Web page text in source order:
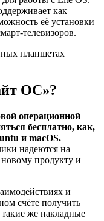
как
её установки
телевизоров.
планшетах
ОС»?
операционной
бесплатно, как,
и macOS.
надеются на
продукту и
и
счёте получить
же накладные